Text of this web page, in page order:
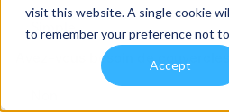
visit this website. A single cookie
to remember your preference not
Accept
Avez-vous besoin de